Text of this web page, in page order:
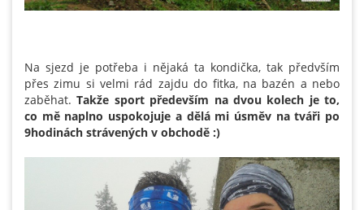
Na sjezd je potřeba i nějaká ta kondička, tak předvším
přes zimu si velmi rád zajdu do fitka, na bazén a nebo
zaběhat.Takže sport především na dvou kolech je to,
co mě naplno uspokojuje a dělá mi úsměv na tváři po
9hodinách strávených v obchodě :)